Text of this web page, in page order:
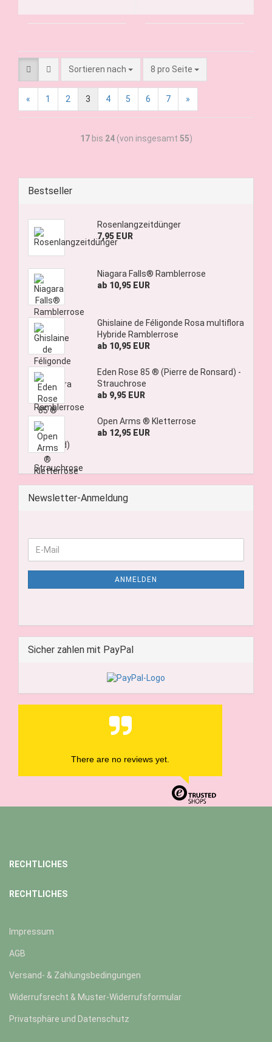
Sortieren nach 8 pro Seite
« 1 2 3 4 5 6 7 »
17bis 24(von insgesamt 55)
Bestseller
Rosenlangzeitdünger
7,95 EUR
Niagara Falls® Ramblerrose
ab 10,95 EUR
Ghislaine de Féligonde Rosa multiflora
Hybride Ramblerrose
ab 10,95 EUR
Eden Rose 85 ® (Pierre de Ronsard) -
Strauchrose
ab 9,95 EUR
Open Arms ® Kletterrose
ab 12,95 EUR
Newsletter-Anmeldung
ANMELDEN
Sicher zahlen mit PayPal
There are no reviews yet.
RECHTLICHES
RECHTLICHES
Impressum
AGB
Versand- & Zahlungsbedingungen
Widerrufsrecht & Muster-Widerrufsformular
Privatsphäre und Datenschutz